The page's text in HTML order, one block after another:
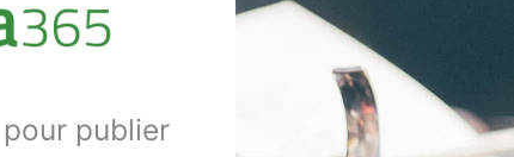
publier